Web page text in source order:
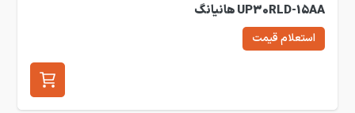
UP30RLD-15AA هانیانگ
استعلام قیمت